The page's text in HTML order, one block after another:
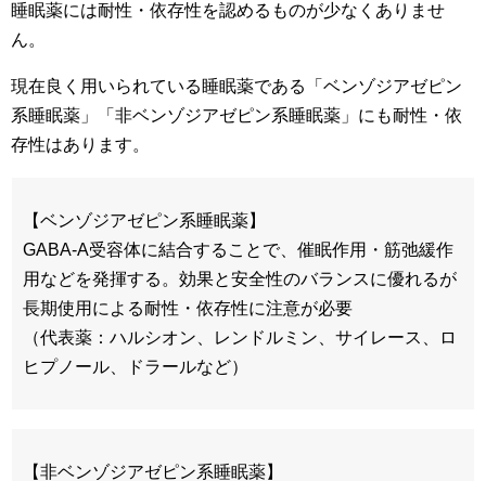
睡眠薬には耐性・依存性を認めるものが少なくありませ
ん。
現在良く用いられている睡眠薬である「ベンゾジアゼピン
系睡眠薬」「非ベンゾジアゼピン系睡眠薬」にも耐性・依
存性はあります。
【ベンゾジアゼピン系睡眠薬】
GABA-A受容体に結合することで、催眠作用・筋弛緩作
用などを発揮する。効果と安全性のバランスに優れるが
長期使用による耐性・依存性に注意が必要
（代表薬：ハルシオン、レンドルミン、サイレース、ロ
ヒプノール、ドラールなど）
【非ベンゾジアゼピン系睡眠薬】